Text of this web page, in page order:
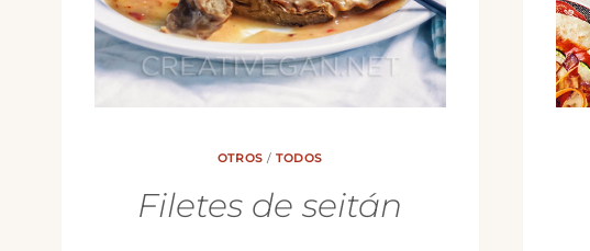
OTROS /TODOS
Filetes de seitán